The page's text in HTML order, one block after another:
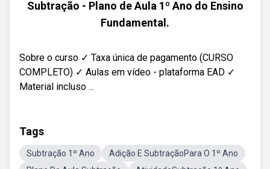
Subtração - Plano de Aula 1º Ano do Ensino
Fundamental.
Sobre o curso ✓ Taxa única de pagamento (CURSO
COMPLETO) ✓ Aulas em vídeo - plataforma EAD ✓
Material incluso ...
Tags
Subtração 1º Ano
Adição E SubtraçãoPara O 1º Ano